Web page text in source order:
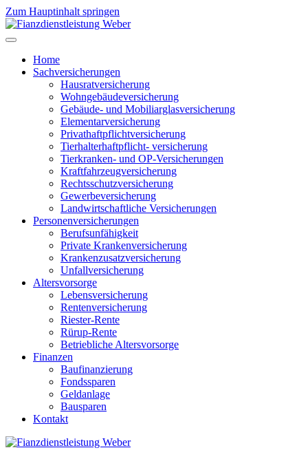
Zum Hauptinhalt springen
Home
Sachversicherungen
Hausratversicherung
Wohngebäudeversicherung
Gebäude- und Mobiliarglasversicherung
Elementarversicherung
Privathaftpflichtversicherung
Tierhalterhaftpflicht- versicherung
Tierkranken- und OP-Versicherungen
Kraftfahrzeugversicherung
Rechtsschutzversicherung
Gewerbeversicherung
Landwirtschaftliche Versicherungen
Personenversicherungen
Berufsunfähigkeit
Private Krankenversicherung
Krankenzusatzversicherung
Unfallversicherung
Altersvorsorge
Lebensversicherung
Rentenversicherung
Riester-Rente
Rürup-Rente
Betriebliche Altersvorsorge
Finanzen
Baufinanzierung
Fondssparen
Geldanlage
Bausparen
Kontakt